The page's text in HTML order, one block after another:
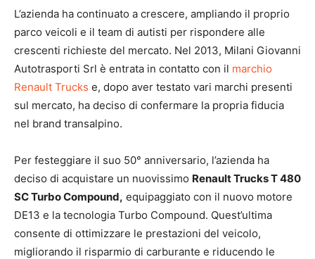
L’azienda ha continuato a crescere, ampliando il proprio
parco veicoli e il team di autisti per rispondere alle
crescenti richieste del mercato. Nel 2013, Milani Giovanni
Autotrasporti Srl è entrata in contatto con il marchio
Renault Trucks e, dopo aver testato vari marchi presenti
sul mercato, ha deciso di confermare la propria fiducia
nel brand transalpino.
Per festeggiare il suo 50° anniversario, l’azienda ha
deciso di acquistare un nuovissimo Renault Trucks T 480
SC Turbo Compound, equipaggiato con il nuovo motore
DE13 e la tecnologia Turbo Compound. Quest’ultima
consente di ottimizzare le prestazioni del veicolo,
migliorando il risparmio di carburante e riducendo le